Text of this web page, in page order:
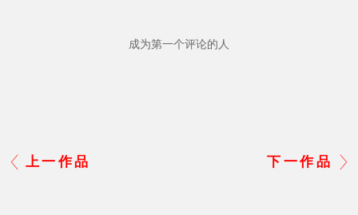
成为第一个评论的人
上一作品 下一作品